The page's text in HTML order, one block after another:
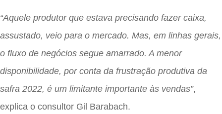
“Aquele produtor que estava precisando fazer caixa,
assustado, veio para o mercado. Mas, em linhas gerais,
o fluxo de negócios segue amarrado. A menor
disponibilidade, por conta da frustração produtiva da
safra 2022, é um limitante importante às vendas”,
explica o consultor Gil Barabach.